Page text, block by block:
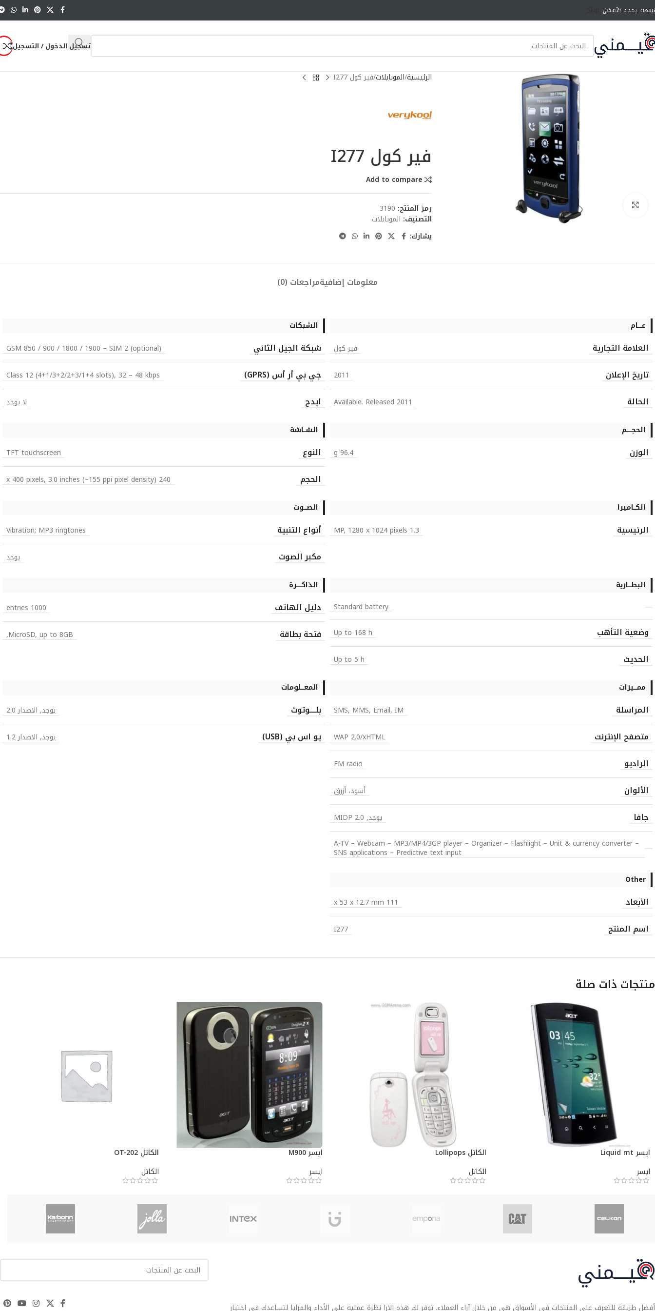
Skip to main content
يحدد الأفضل
تسجيل الدخول / التسجيل
الرئيسية الموبايلات فير كول I277
فير كول I277
Add to compare
رمز المنتج: 3190
التصنيف: الموبايلات
يشارك:
معلومات إضافيةمراجعات (0)
عــــام
العلامة التجارية فير كول
تاريخ الإعلان 2011
الحالة Available. Released 2011
الشبكات
شبكة الجيل الثاني GSM 850 / 900 / 1800 / 1900 – SIM 2 (optional)
جي بي أر أس (GPRS) Class 12 (4+1/3+2/2+3/1+4 slots), 32 – 48 kbps
ايدج لا يوجد
الحجـــــم
الوزن 96.4 g
الشــاشة
النوع TFT touchscreen
الحجم 240 x 400 pixels, 3.0 inches (~155 ppi pixel density)
الكــاميرا
الرئيسية 1.3 MP, 1280 x 1024 pixels
الصـــوت
أنواع التنبية Vibration; MP3 ringtones
مكبر الصوت يوجد
البطـــارية
Standard battery
وضعية التأهب Up to 168 h
الحديث Up to 5 h
الذاكـــــرة
دليل الهاتف 1000 entries
فتحة بطاقة MicroSD, up to 8GB,
ممـــيزات
المراسلة SMS, MMS, Email, IM
متصفح الإنترنت WAP 2.0/xHTML
الراديو FM radio
الألوان أسود، أزرق
جافا
يوجد, MIDP 2.0
A-TV – Webcam – MP3/MP4/3GP player – Organizer – Flashlight – Unit & currency converter –
SNS applications – Predictive text input
المعـــلومات
بلــــوتوث يوجد, الاصدار 2.0
يو اس بي (USB) يوجد, الاصدار 1.2
Other
الأبعاد 111 x 53 x 12.7 mm
اسم المنتج I277
منتجات ذات صلة
ايسر Liquid mt
ايسر
الكاتل Lollipops
الكاتل
ايسر M900
ايسر
الكاتل OT-202
الكاتل
أفضل طريقة للتعرف على المنتجات في الأسواق هي من خلال آراء العملاء. توفر لك هذه الارا نظرة عملية على الأداء والمزايا لتساعدك في اختيار